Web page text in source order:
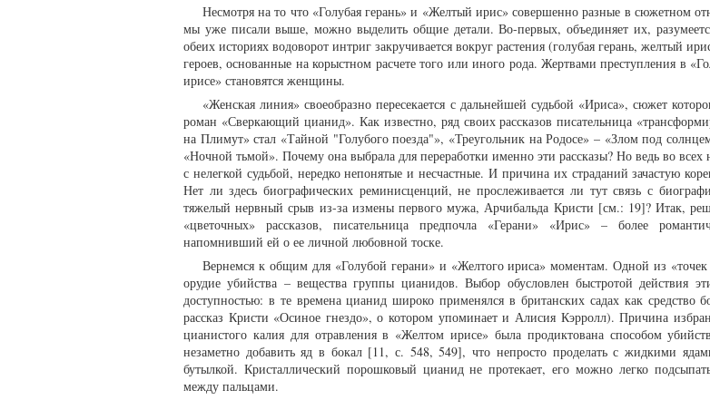
Несмотря на то что «Голубая герань» и «Желтый ирис» совершенно разные в сюжетном
мы уже писали выше, можно выделить общие детали. Во-первых, объединяет их,
обеих историях водоворот интриг закручивается вокруг растения (голубая герань, желтый
героев, основанные на корыстном расчете того или иного рода. Жертвами преступления в
ирисе» становятся женщины.
«Женская линия» своеобразно пересекается с дальнейшей судьбой «Ириса», сюжет
роман «Сверкающий цианид». Как известно, ряд своих рассказов писательница
на Плимут» стал «Тайной "Голубого поезда"», «Треугольник на Родосе» – «Злом под
«Ночной тьмой». Почему она выбрала для переработки именно эти рассказы? Но ведь во
с нелегкой судьбой, нередко непонятые и несчастные. И причина их страданий зачастую
Нет ли здесь биографических реминисценций, не прослеживается ли тут связь с
тяжелый нервный срыв из-за измены первого мужа, Арчибальда Кристи [см.: 19]? Итак,
«цветочных» рассказов, писательница предпочла «Герани» «Ирис» – более
напомнивший ей о ее личной любовной тоске.
Вернемся к общим для «Голубой герани» и «Желтого ириса» моментам. Одной из «точек
орудие убийства – вещества группы цианидов. Выбор обусловлен быстротой действия
доступностью: в те времена цианид широко применялся в британских садах как средство
рассказ Кристи «Осиное гнездо», о котором упоминает и Алисия Кэрролл). Причина
цианистого калия для отравления в «Желтом ирисе» была продиктована способом
незаметно добавить яд в бокал [11, с. 548, 549], что непросто проделать с жидкими
бутылкой. Кристаллический порошковый цианид не протекает, его можно легко
между пальцами.